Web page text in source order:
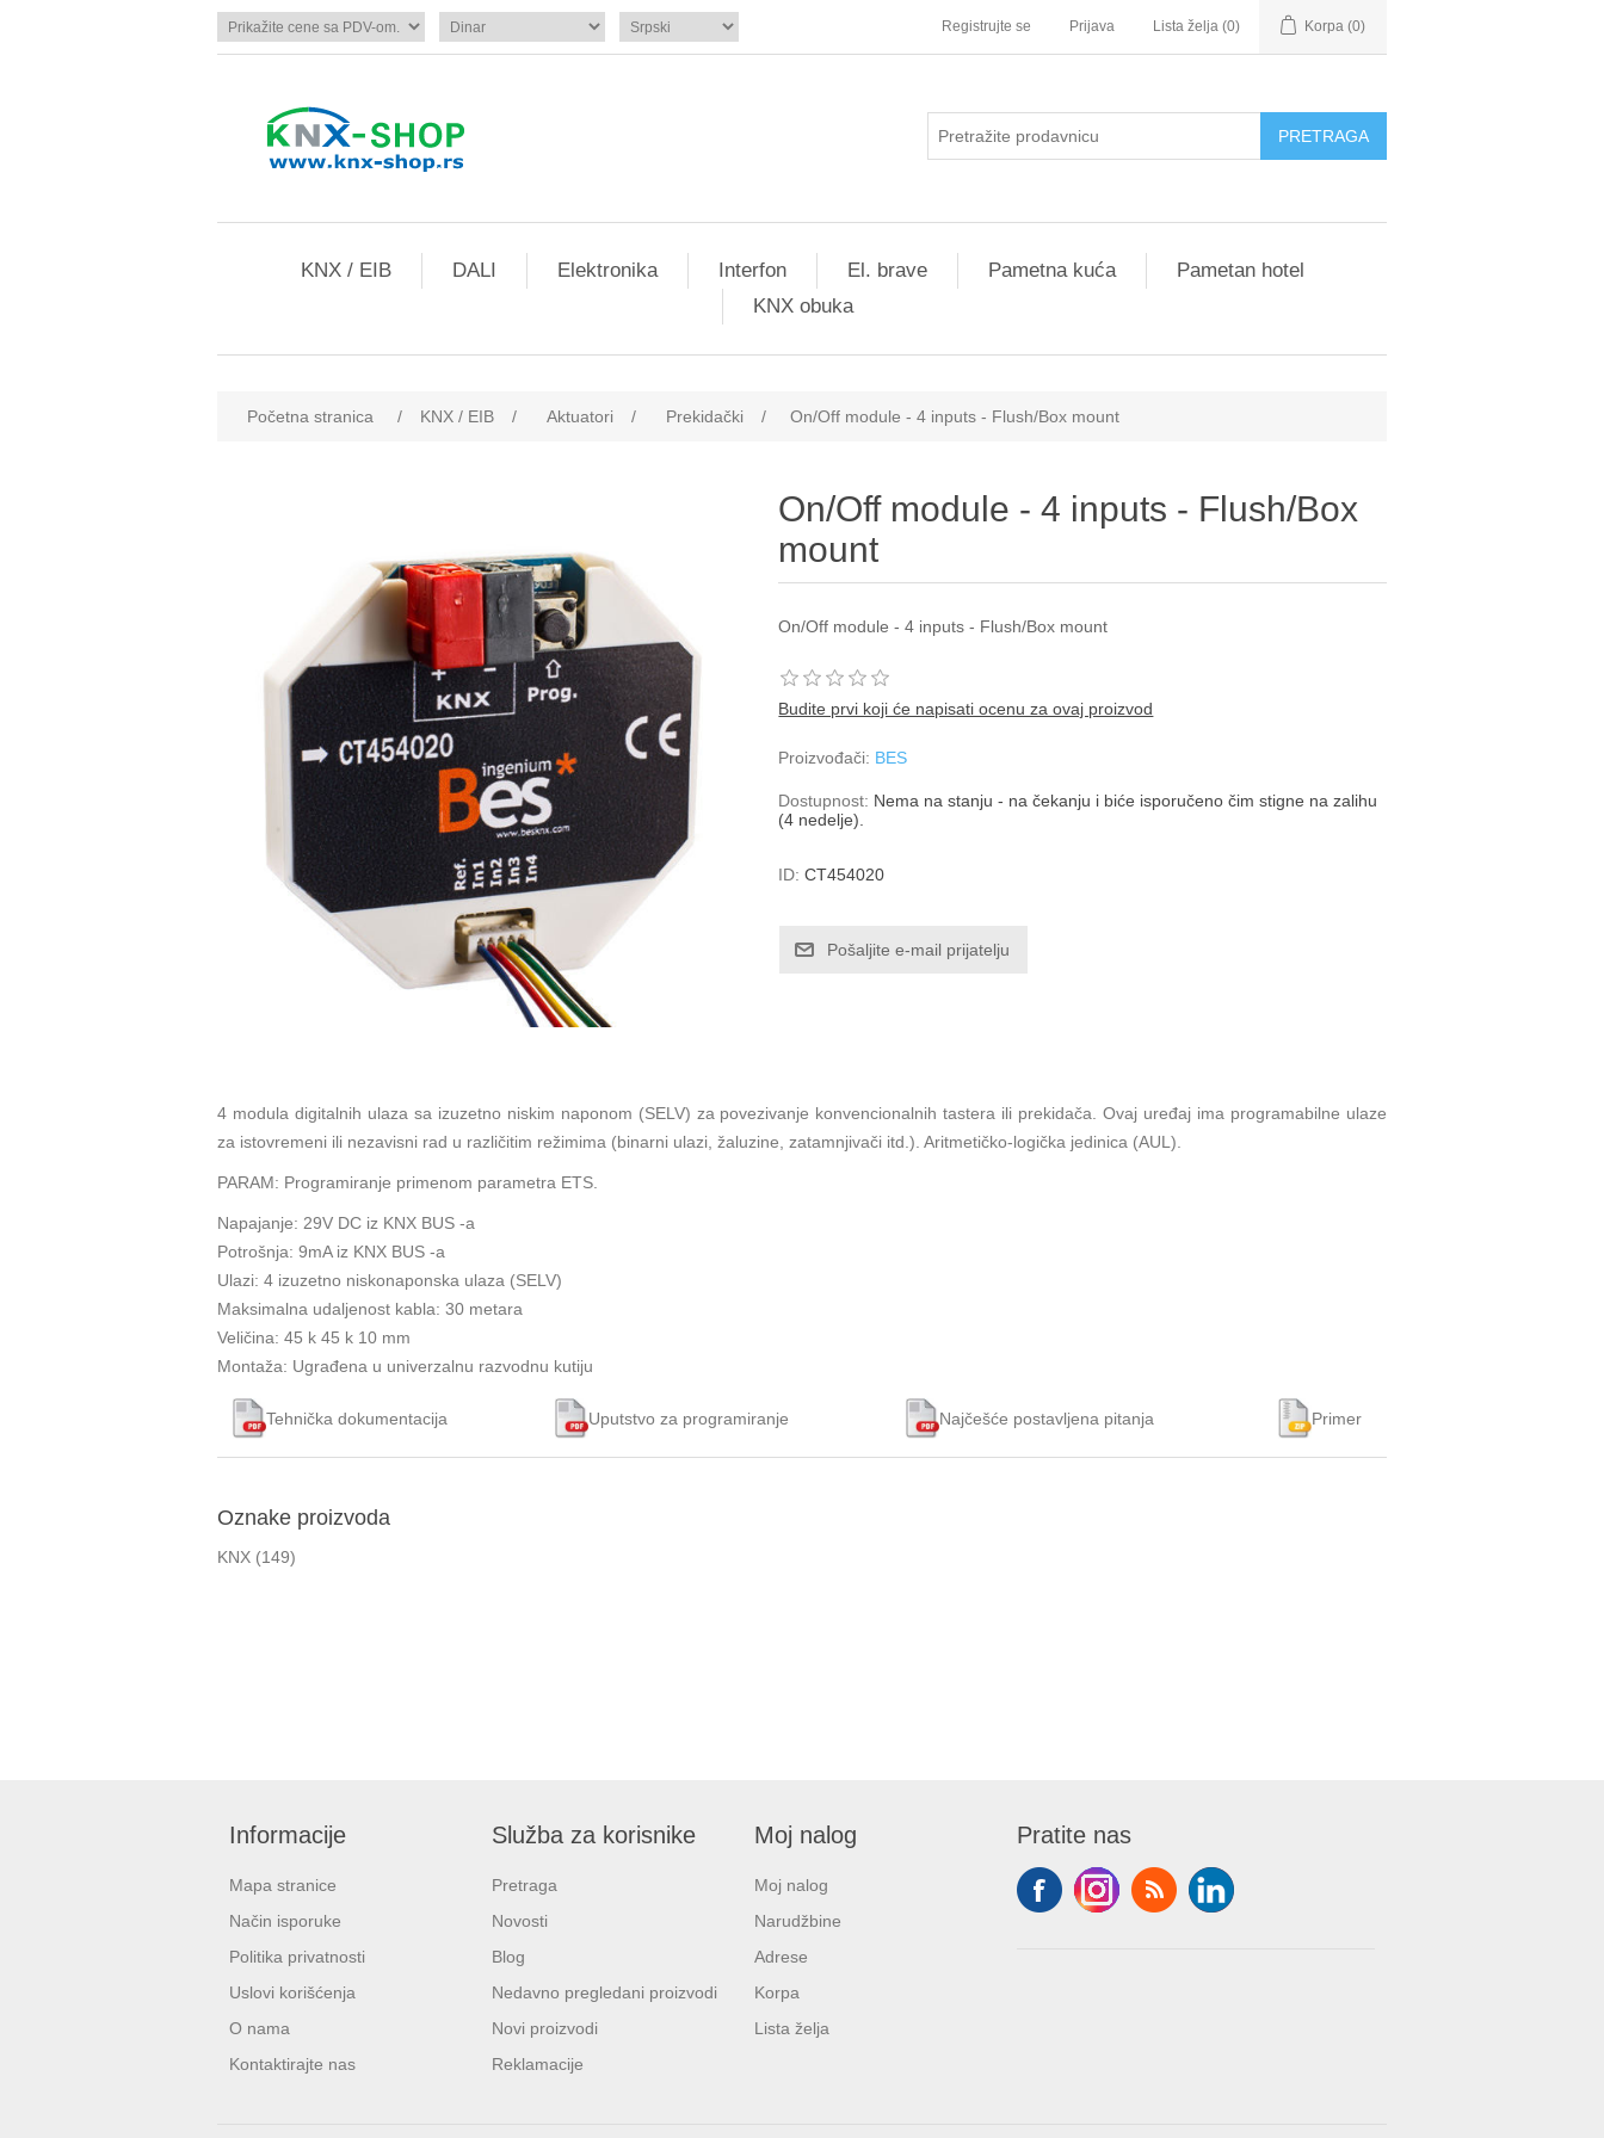
Registrujte se Prijava Lista želja (0) Korpa (0)
KNX / EIB DALI Elektronika Interfon El. brave Pametna kuća
Pametan hotel
KNX obuka
Početna stranica / KNX / EIB / Aktuatori / Prekidački / On/Off module - 4 inputs - Flush/Box mount
On/Off module - 4 inputs - Flush/Box
mount
On/Off module - 4 inputs - Flush/Box mount
Budite prvi koji će napisati ocenu za ovaj proizvod
Proizvođači: BES
Dostupnost: Nema na stanju - na čekanju i biće isporučeno čim stigne na zalihu
(4 nedelje).
ID: CT454020
4 modula digitalnih ulaza sa izuzetno niskim naponom (SELV) za povezivanje konvencionalnih tastera ili prekidača. Ovaj uređaj ima programabilne ulaze
za istovremeni ili nezavisni rad u različitim režimima (binarni ulazi, žaluzine, zatamnjivači itd.). Aritmetičko-logička jedinica (AUL).
PARAM: Programiranje primenom parametra ETS.
Napajanje: 29V DC iz KNX BUS -a
Potrošnja: 9mA iz KNX BUS -a
Ulazi: 4 izuzetno niskonaponska ulaza (SELV)
Maksimalna udaljenost kabla: 30 metara
Veličina: 45 k 45 k 10 mm
Montaža: Ugrađena u univerzalnu razvodnu kutiju
Tehnička dokumentacija Uputstvo za programiranje Najčešće postavljena pitanja Primer
Oznake proizvoda
KNX (149)
Informacije
Mapa stranice
Način isporuke
Politika privatnosti
Uslovi korišćenja
O nama
Kontaktirajte nas
Služba za korisnike
Pretraga
Novosti
Blog
Nedavno pregledani proizvodi
Novi proizvodi
Reklamacije
Moj nalog
Moj nalog
Narudžbine
Adrese
Korpa
Lista želja
Pratite nas